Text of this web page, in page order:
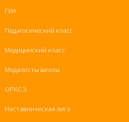
ГИА
Педагогический класс
Медицинский класс
Медалисты школы
ОРКСЭ
Наставническая лига